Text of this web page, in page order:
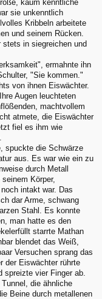
kaum kenntliche
sie unkenntlich
Kribbeln arbeitete
und seinem Rücken.
stets in siegreichen und
ermahnte ihn
"Sie kommen."
von ihnen Eiswächter.
Augen leuchteten
machtvollem
atmete, die Eiswächter
fiel es ihm wie
spuckte die Schwärze
aus. Es war wie ein zu
durch Metall
Körper,
intakt war. Das
dar Arme, schwang
Stahl. Es konnte
man hatte es den
starrte Mathan
blendet das Weiß,
Versuchen sprang das
der Eiswächter rührte
spreizte vier Finger ab.
die ähnliche
Beine durch metallenen